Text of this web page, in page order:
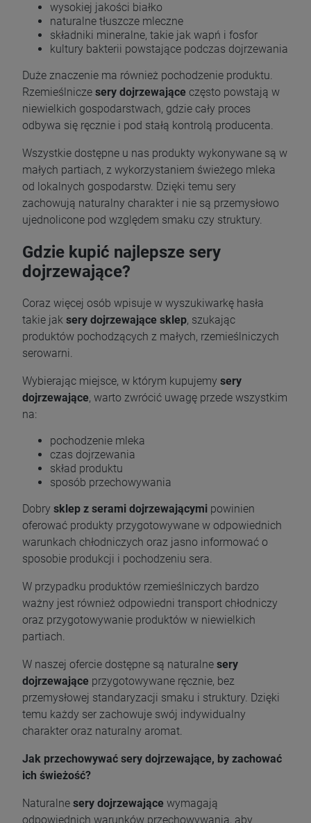
wysokiej jakości białko
naturalne tłuszcze mleczne
składniki mineralne, takie jak wapń i fosfor
kultury bakterii powstające podczas dojrzewania
Duże znaczenie ma również pochodzenie produktu.
Rzemieślnicze sery dojrzewające często powstają w
niewielkich gospodarstwach, gdzie cały proces
odbywa się ręcznie i pod stałą kontrolą producenta.
Wszystkie dostępne u nas produkty wykonywane są w
małych partiach, z wykorzystaniem świeżego mleka
od lokalnych gospodarstw. Dzięki temu sery
zachowują naturalny charakter i nie są przemysłowo
ujednolicone pod względem smaku czy struktury.
Gdzie kupić najlepsze sery
dojrzewające?
Coraz więcej osób wpisuje w wyszukiwarkę hasła
takie jak sery dojrzewające sklep, szukając
produktów pochodzących z małych, rzemieślniczych
serowarni.
Wybierając miejsce, w którym kupujemy sery
dojrzewające, warto zwrócić uwagę przede wszystkim
na:
pochodzenie mleka
czas dojrzewania
skład produktu
sposób przechowywania
Dobry sklep z serami dojrzewającymi powinien
oferować produkty przygotowywane w odpowiednich
warunkach chłodniczych oraz jasno informować o
sposobie produkcji i pochodzeniu sera.
W przypadku produktów rzemieślniczych bardzo
ważny jest również odpowiedni transport chłodniczy
oraz przygotowywanie produktów w niewielkich
partiach.
W naszej ofercie dostępne są naturalne sery
dojrzewające przygotowywane ręcznie, bez
przemysłowej standaryzacji smaku i struktury. Dzięki
temu każdy ser zachowuje swój indywidualny
charakter oraz naturalny aromat.
Jak przechowywać sery dojrzewające, by zachować
ich świeżość?
Naturalne sery dojrzewające wymagają
odpowiednich warunków przechowywania, aby